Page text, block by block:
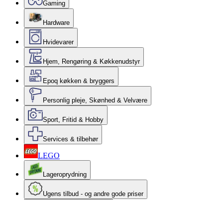
Gaming
Hardware
Hvidevarer
Hjem, Rengøring & Køkkenudstyr
Epoq køkken & bryggers
Personlig pleje, Skønhed & Velvære
Sport, Fritid & Hobby
Services & tilbehør
LEGO
Lageroprydning
Ugens tilbud - og andre gode priser